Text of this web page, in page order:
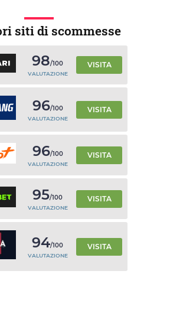
siti di scommesse
98/100
VALUTAZIONE
VISITA
96/100
VALUTAZIONE
VISITA
96/100
VALUTAZIONE
VISITA
95/100
VALUTAZIONE
VISITA
94/100
VALUTAZIONE
VISITA